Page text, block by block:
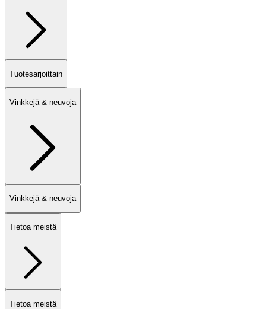
Tuotesarjoittain
Vinkkejä & neuvoja
Vinkkejä & neuvoja
Tietoa meistä
Tietoa meistä